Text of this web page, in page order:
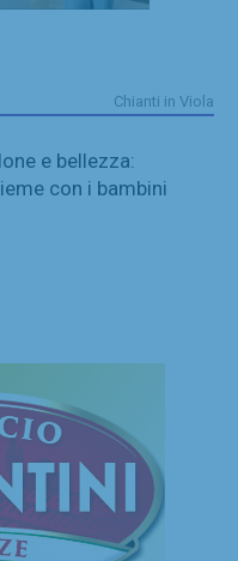
Chianti in Viola
e bellezza:
con i bambini